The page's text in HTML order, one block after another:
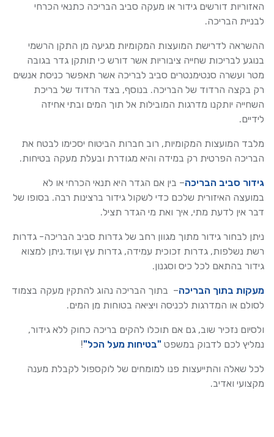
האזוריות דורשים גידור או מעקה סביב הבריכה כתנאי הכרחי
לבניית הבריכה.
ההשראה לדרישת המועצות המקומיות מגיעה מן התקן הרשמי
בנוגע לבריכות שחייה ציבוריות אשר דורש כי תותקן גדר בגובה
מטר ועשרה סנטימנטרים סביב לבריכה אשר תאפשר כניסת אנשים
רק בקצה הרדוד של הבריכה. בנוסף, בצד הרדוד של בריכת
השחייה יותקנו מדרגות המובילות אל תוך המים ובתי אחיזה
לידיים.
מלבד המועצות המקומיות, רוב חברות הביטוח יסכימו לבטח את
הבריכה הפרטית רק במידה והיא מגודרת ובעלת מעקה בטיחות.
גידור סביב הבריכה– בין אם הגדר היא תנאי הכרחי או לא
במועצה האיזורית שלכם כדי לשקול גידור ברצינות רבה. בסופו של
דבר אין לדעת מתי, איך ואת מי הגדר תציל.
ניתן לבחור גידור מתוך מגוון רחב של גדרות סביב הבריכה- גדרות
רשת נשלפות, גדרות זכוכית עמידה, גדרות עץ ועוד.ניתן למצוא
גידור בהתאם לכל כיס וסגנון.
מעקות בתוך הבריכה– בתוך הבריכה נהוג להתקין מעקה בצמוד
לסולם או המדרגות לכניסה ויציאה בטוחות מן המים.
ולסיום נזכיר שוב, גם אם תוכלו להקים בריכה כחוק ללא גידור,
נמליץ לכם לדבוק במשפט "בטיחות מעל הכל"!
לכל שאלה והתייעצות פנו למומחים של לוקספול לקבלת מענה
מקצועי ואדיב.